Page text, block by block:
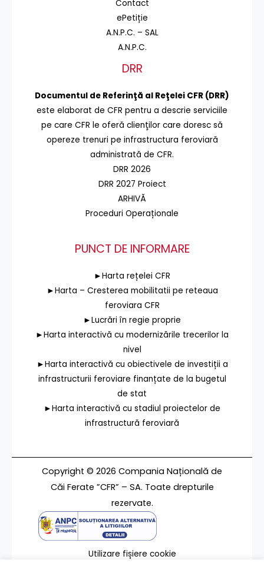
Contact
ePetiție
A.N.P.C. – SAL
A.N.P.C.
DRR
Documentul de Referinţă al Reţelei CFR (DRR)
este elaborat de CFR pentru a descrie serviciile
pe care CFR le oferă clienţilor care doresc să
opereze trenuri pe infrastructura feroviară
administrată de CFR.
DRR 2026
DRR 2027 Proiect
ARHIVĂ
Proceduri Operaționale
PUNCT DE INFORMARE
►Harta rețelei CFR
►Harta – Cresterea mobilitatii pe reteaua
feroviara CFR
►Lucrări în regie proprie
►Harta interactivă cu modernizările trecerilor la
nivel
►Harta interactivă cu obiectivele de investiții a
infrastructurii feroviare finanțate de la bugetul
de stat
►Harta interactivă cu stadiul proiectelor de
infrastructură feroviară
Copyright © 2026 Compania Națională de
Căi Ferate ”CFR” – SA. Toate drepturile
rezervate.
Utilizare fișiere cookie